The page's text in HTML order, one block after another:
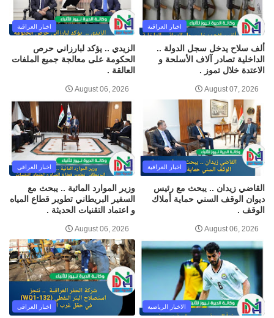
اخبار العراقية
ألف سلاح يدخل سجل الدولة ..
الداخلية تصادر آلاف الأسلحة و
الاعتدة خلال تموز .
August 07, 2026
اخبار العراقية
الزيدي .. يؤكد لبارزاني حرص
الحكومة على معالجة جميع الملفات
العالقة .
August 06, 2026
اخبار العراقية
القاضي زيدان .. يبحث مع رئيس
ديوان الوقف السني حماية أملاك
الوقف .
August 06, 2026
اخبار العراقي
وزير الموارد المائية .. يبحث مع
السفير البريطاني تطوير قطاع المياه
و اعتماد التقنيات الحديثة .
August 06, 2026
الاخبار الرياضية اخبار العراقي